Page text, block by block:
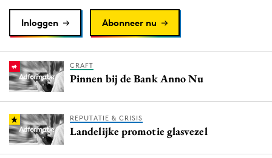
Reputatie & crisis
Inloggen Abonneer nu
CRAFT
Pinnen bij de Bank Anno Nu
REPUTATIE & CRISIS
Landelijke promotie glasvezel